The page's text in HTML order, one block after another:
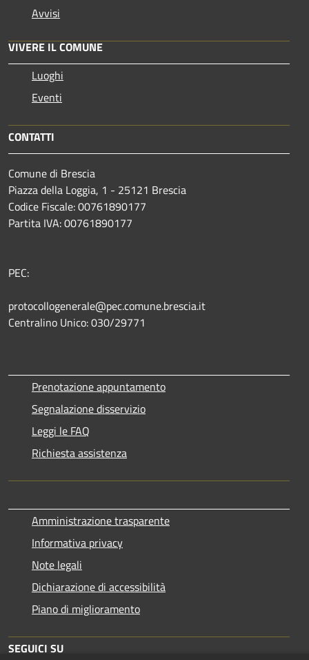
Avvisi
VIVERE IL COMUNE
Luoghi
Eventi
CONTATTI
Comune di Brescia
Piazza della Loggia, 1 - 25121 Brescia
Codice Fiscale: 00761890177
Partita IVA: 00761890177
PEC:
protocollogenerale@pec.comune.brescia.it
Centralino Unico: 030/29771
Prenotazione appuntamento
Segnalazione disservizio
Leggi le FAQ
Richiesta assistenza
Amministrazione trasparente
Informativa privacy
Note legali
Dichiarazione di accessibilità
Piano di miglioramento
SEGUICI SU